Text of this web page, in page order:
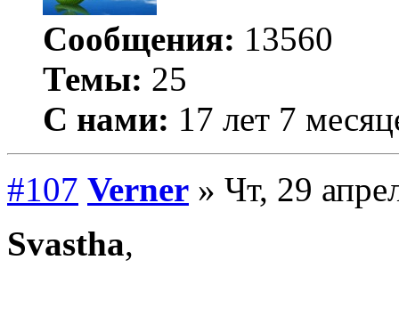
Сообщения: 13560
Темы: 25
С нами: 17 лет 7
#107 Verner » Чт, 29
Svastha,